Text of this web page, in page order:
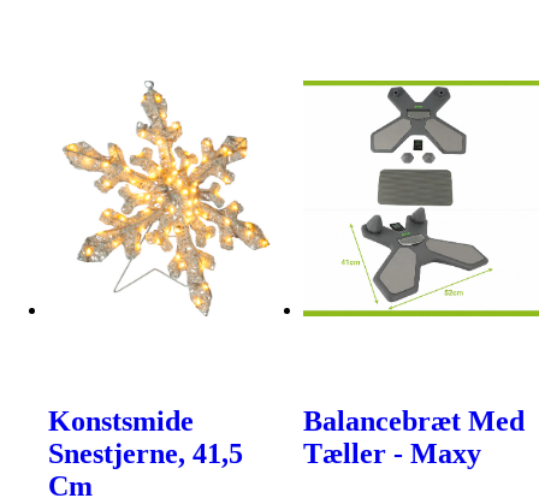
Konstsmide
Snestjerne, 41,5
Cm
Balancebræt Med
Tæller - Maxy